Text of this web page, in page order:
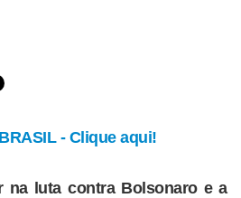
- Clique aqui!
na luta contra Bolsonaro e a